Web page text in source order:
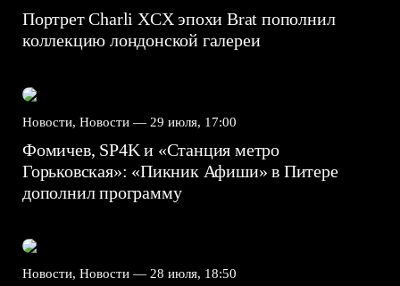
Портрет Charli XCX эпохи Brat пополнил
коллекцию лондонской галереи
Новости, Новости — 29 июля, 17:00
Фомичев, SP4K и «Станция метро
Горьковская»: «Пикник Афиши» в Питере
дополнил программу
Новости, Новости — 28 июля, 18:50